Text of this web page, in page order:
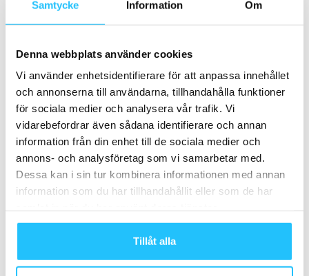
Samtycke Information Om
Denna webbplats använder cookies
Vi använder enhetsidentifierare för att anpassa innehållet
och annonserna till användarna, tillhandahålla funktioner
för sociala medier och analysera vår trafik. Vi
vidarebefordrar även sådana identifierare och annan
information från din enhet till de sociala medier och
annons- och analysföretag som vi samarbetar med.
Dessa kan i sin tur kombinera informationen med annan
information som du har tillhandahållit eller som de har
Tillåt alla
Business
tar över 11 gym i norr
Samarbete